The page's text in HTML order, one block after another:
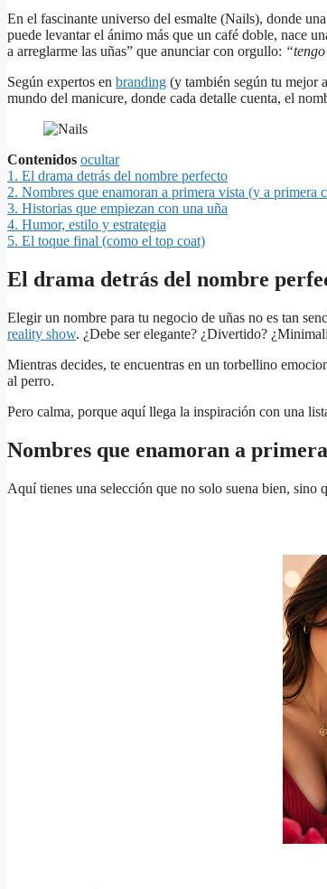
En el fascinante universo del esmalte (Nails), donde
puede levantar el ánimo más que un café doble, nace
a arreglarme las uñas” que anunciar con orgullo:
Según expertos en branding (y también según tu mejor
mundo del manicure, donde cada detalle cuenta, el
Contenidos ocultar
1. El drama detrás del nombre perfecto
2. Nombres que enamoran a primera vista (y a primera
3. Historias que empiezan con una uña
4. Humor, estilo y estrategia
5. El toque final (como el top coat)
El drama detrás del nombre
Elegir un nombre para tu negocio de uñas no es tan
reality show. ¿Debe ser elegante? ¿Divertido?
Mientras decides, te encuentras en un torbellino
al perro.
Pero calma, porque aquí llega la inspiración con una
Nombres que enamoran a
Aquí tienes una selección que no solo suena bien, sino